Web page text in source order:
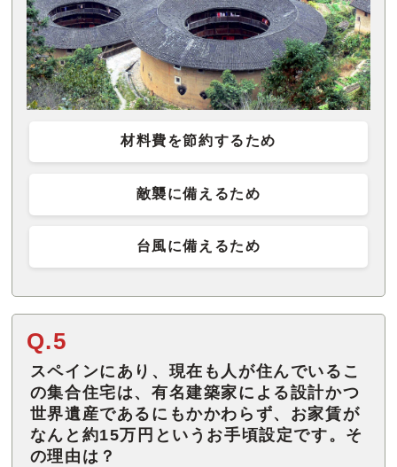
材料費を節約するため
敵襲に備えるため
台風に備えるため
Q.5
スペインにあり、現在も人が住んでいるこ
の集合住宅は、有名建築家による設計かつ
世界遺産であるにもかかわらず、お家賃が
なんと約15万円というお手頃設定です。そ
の理由は？